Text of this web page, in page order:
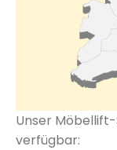
Unser
verfügbar: